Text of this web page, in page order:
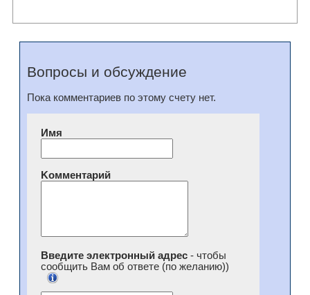
Вопросы и обсуждение
Пока комментариев по этому счету нет.
Имя
Kомментарий
Введите электронный адрес- чтобы
сообщить Вам об ответе (по желанию))